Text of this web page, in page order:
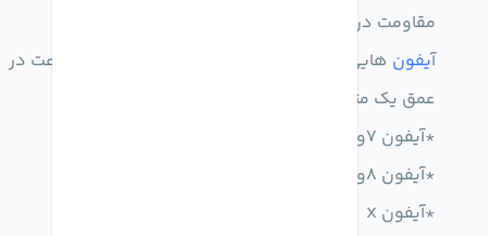
مقاومت در برابر آب به کل از بین می‌رود
آیفون
هایی که گواهینامه ip67 دارند حداکثر نیم ساعت در
عمق یک متری مقاومند
*آیفون 7و7پلاس
*آیفون 8و8پلاس
*آیفون X